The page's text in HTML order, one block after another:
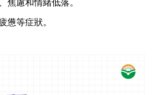
焦慮和情緒低落。
憊等症狀。